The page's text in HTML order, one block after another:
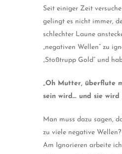
Seit einiger Zeit
gelingt es nicht immer,
schlechter Laune
„negativen Wellen“ zu
„Stoßtrupp Gold“ und
„Oh Mutter, überflute
sein wird… und sie wird
Man muss dazu sagen,
zu viele negative Wellen?
Am Ignorieren arbeite